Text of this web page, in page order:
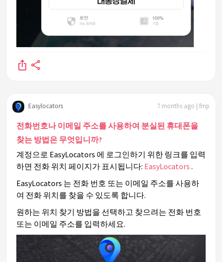
Easylocators 7 months ago | fmp
전화번호나 이메일 주소를 사용하여 분실된 휴대폰을
찾는 방법은 무엇입니까?
계정으로 EasyLocators 에 로그인하기 위한 링크를 입력
하면 전화 위치 페이지가 표시됩니다: EasyLocators .
EasyLocators 는 전화 번호 또는 이메일 주소를 사용하
여 전화 위치를 찾을 수 있도록 합니다.
원하는 위치 찾기 방법을 선택하고 찾으려는 전화 번호
또는 이메일 주소를 입력하세요.